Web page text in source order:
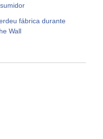
fábrica durante
Wall